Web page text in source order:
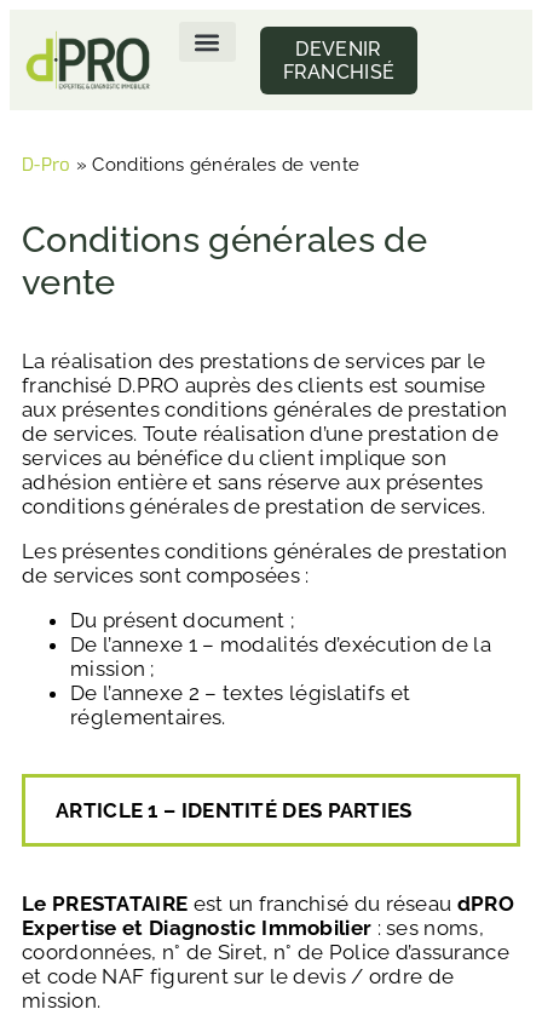
DEVENIR
FRANCHISÉ
D-Pro »Conditions générales de vente
Conditions générales de
vente
La réalisation des prestations de services par le
franchisé D.PRO auprès des clients est soumise
aux présentes conditions générales de prestation
de services. Toute réalisation d’une prestation de
services au bénéfice du client implique son
adhésion entière et sans réserve aux présentes
conditions générales de prestation de services.
Les présentes conditions générales de prestation
de services sont composées :
Du présent document ;
De l’annexe 1 – modalités d’exécution de la
mission ;
De l’annexe 2 – textes législatifs et
réglementaires.
ARTICLE 1 – IDENTITÉ DES PARTIES
Le PRESTATAIRE est un franchisé du réseau dPRO
Expertise et Diagnostic Immobilier : ses noms,
coordonnées, n° de Siret, n° de Police d’assurance
et code NAF figurent sur le devis / ordre de
mission.